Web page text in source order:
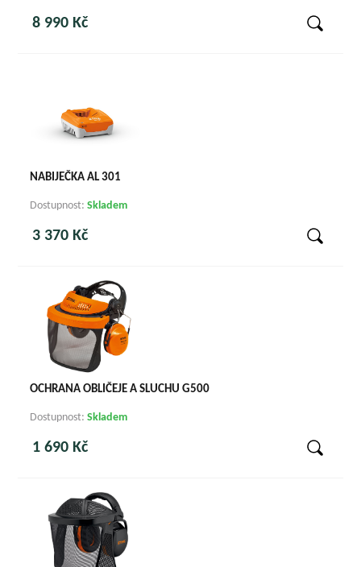
8 990 Kč
NABIJEČKA AL 301
Dostupnost:Skladem
3 370 Kč
OCHRANA OBLIČEJE A SLUCHU G500
Dostupnost:Skladem
1 690 Kč